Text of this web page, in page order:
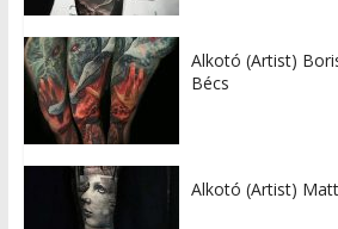
Alkotó (Artist)
Bécs
Alkotó (Artist)